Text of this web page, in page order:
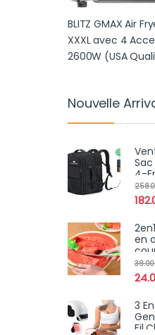
BLITZ GMAX Air
XXXL avec 4
2600W (USA
Nouvelle
Sac
4-
en
3
Fil